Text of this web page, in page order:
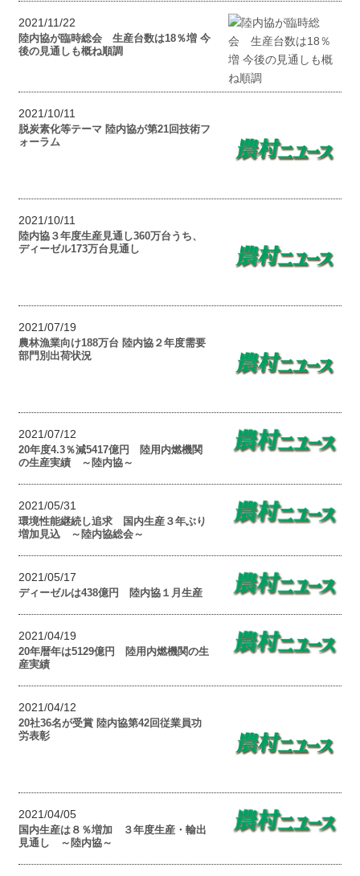
2021/11/22
陸内協が臨時総会 生産台数は18％増 今
後の見通しも概ね順調
2021/10/11
脱炭素化等テーマ 陸内協が第21回技術フ
ォーラム
2021/10/11
陸内協３年度生産見通し360万台うち、
ディーゼル173万台見通し
2021/07/19
農林漁業向け188万台 陸内協２年度需要
部門別出荷状況
2021/07/12
20年度4.3％減5417‌億‌円 陸用内燃機関
の生産実績 ～陸内協～
2021/05/31
環境性能継続し追求 国内生産３年ぶり
増加見込 ～陸内協総会～
2021/05/17
ディーゼルは438億円 陸内協１月生産
2021/04/19
20年暦年は5129億円 陸用内燃機関の生
産実績
2021/04/12
20社36名が受賞 陸内協第42回従業員功
労表彰
2021/04/05
国内生産は８％増加 ３年度生産・輸出
見通し ～陸内協～